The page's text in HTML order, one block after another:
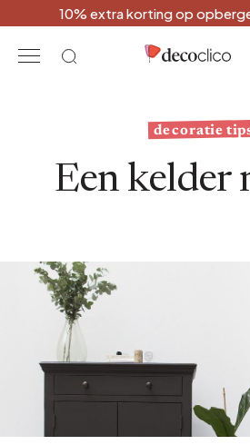
10% extra korting op
decoratie
Een kelder